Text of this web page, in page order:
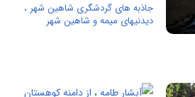
جاذبه های گردشگری شاهین شهر ،
دیدنیهای میمه و شاهین شهر